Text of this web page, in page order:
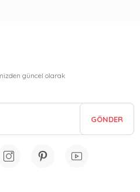
güncel olarak
GÖNDER